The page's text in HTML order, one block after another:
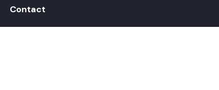
Contact